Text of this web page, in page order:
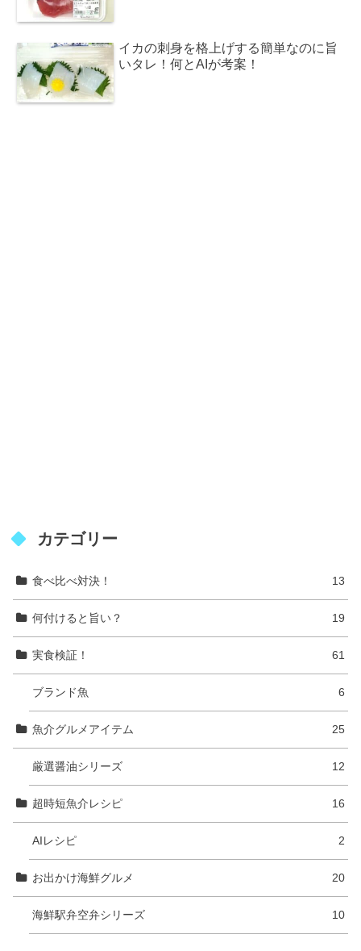
イカの刺身を格上げする簡単なのに旨
いタレ！何とAIが考案！
カテゴリー
食べ比べ対決！ 13
何付けると旨い？ 19
実食検証！ 61
ブランド魚 6
魚介グルメアイテム 25
厳選醤油シリーズ 12
超時短魚介レシピ 16
AIレシピ 2
お出かけ海鮮グルメ 20
海鮮駅弁空弁シリーズ 10